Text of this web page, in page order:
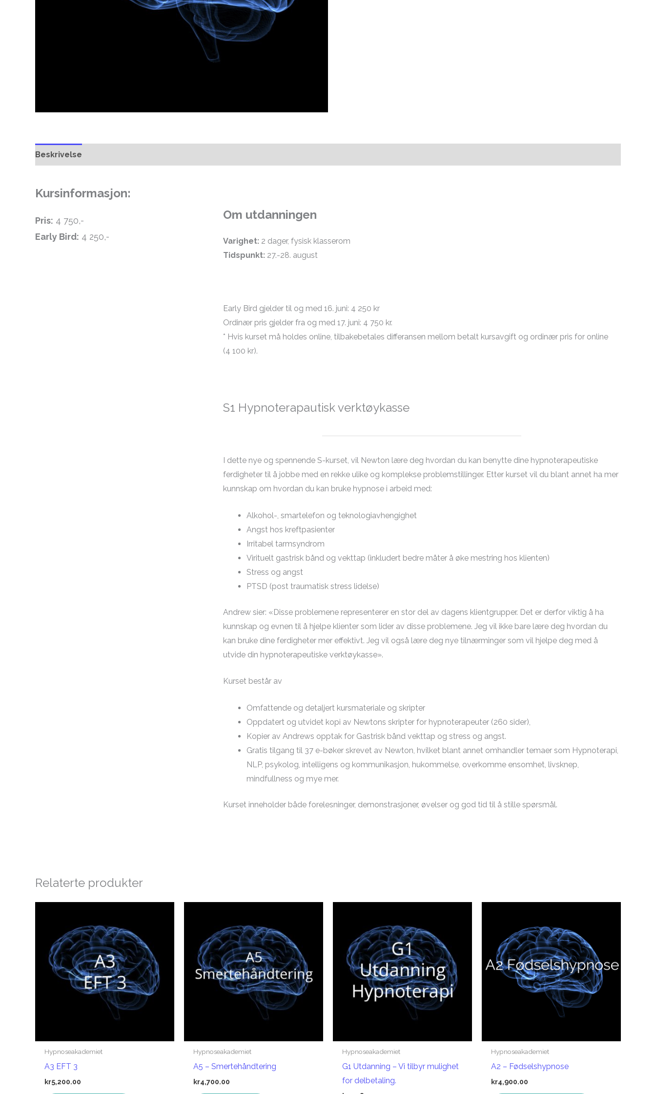
Beskrivelse
Kursinformasjon:
Pris: 4 750,-
Early Bird: 4 250,-
Om utdanningen
Varighet:2 dager, fysisk klasserom
Tidspunkt: 27.-28. august
Early Bird gjelder til og med 16. juni: 4 250 kr
Ordinær pris gjelder fra og med 17. juni: 4 750 kr.
* Hvis kurset må holdes online, tilbakebetales differansen mellom betalt kursavgift og ordinær pris for online
(4 100 kr).
S1 Hypnoterapautisk verktøykasse
I dette nye og spennende S-kurset, vil Newton lære deg hvordan du kan benytte dine hypnoterapeutiske
ferdigheter til å jobbe med en rekke ulike og komplekse problemstillinger. Etter kurset vil du blant annet ha mer
kunnskap om hvordan du kan bruke hypnose i arbeid med:
Alkohol-, smartelefon og teknologiavhengighet
Angst hos kreftpasienter
Irritabel tarmsyndrom
Virituelt gastrisk bånd og vekttap (inkludert bedre måter å øke mestring hos klienten)
Stress og angst
PTSD (post traumatisk stress lidelse)
Andrew sier: «Disse problemene representerer en stor del av dagens klientgrupper. Det er derfor viktig å ha
kunnskap og evnen til å hjelpe klienter som lider av disse problemene. Jeg vil ikke bare lære deg hvordan du
kan bruke dine ferdigheter mer effektivt. Jeg vil også lære deg nye tilnærminger som vil hjelpe deg med å
utvide din hypnoterapeutiske verktøykasse».
Kurset består av
Omfattende og detaljert kursmateriale og skripter
Oppdatert og utvidet kopi av Newtons skripter for hypnoterapeuter (260 sider),
Kopier av Andrews opptak for Gastrisk bånd vekttap og stress og angst.
Gratis tilgang til 37 e-bøker skrevet av Newton, hvilket blant annet omhandler temaer som Hypnoterapi,
NLP, psykolog, intelligens og kommunikasjon, hukommelse, overkomme ensomhet, livsknep,
mindfullness og mye mer.
Kurset inneholder både forelesninger, demonstrasjoner, øvelser og god tid til å stille spørsmål.
Relaterte produkter
Hypnoseakademiet
A3 EFT 3
kr5,200.00
Hypnoseakademiet
A5 – Smertehåndtering
kr4,700.00
Hypnoseakademiet
G1 Utdanning – Vi tilbyr mulighet
for delbetaling.
Hypnoseakademiet
A2 – Fødselshypnose
kr4,900.00